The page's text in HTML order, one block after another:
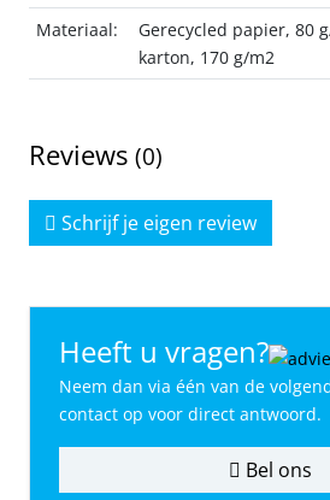
Materiaal:
Gerecycled papier, 80
karton, 170 g/m2
Reviews (0)
Schrijf je eigen review
Heeft u vragen?
Neem dan via één van de
contact op voor direct antwoord.
Bel ons